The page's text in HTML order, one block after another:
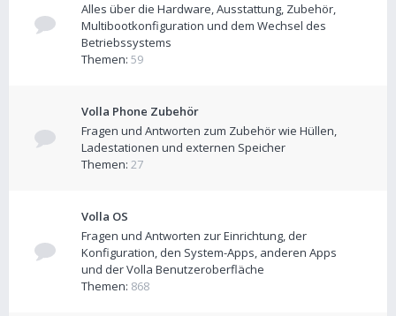
Alles über die Hardware, Ausstattung, Zubehör,
Multibootkonfiguration und dem Wechsel des
Betriebssystems
Themen: 59
Volla Phone Zubehör
Fragen und Antworten zum Zubehör wie Hüllen,
Ladestationen und externen Speicher
Themen: 27
Volla OS
Fragen und Antworten zur Einrichtung, der
Konfiguration, den System-Apps, anderen Apps
und der Volla Benutzeroberfläche
Themen: 868